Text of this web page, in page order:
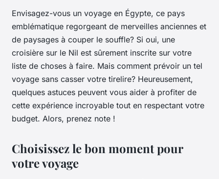
Envisagez-vous un voyage en Égypte, ce pays
emblématique regorgeant de merveilles anciennes et
de paysages à couper le souffle? Si oui, une
croisière sur le Nil est sûrement inscrite sur votre
liste de choses à faire. Mais comment prévoir un tel
voyage sans casser votre tirelire? Heureusement,
quelques astuces peuvent vous aider à profiter de
cette expérience incroyable tout en respectant votre
budget. Alors, prenez note !
Choisissez le bon moment pour
votre voyage